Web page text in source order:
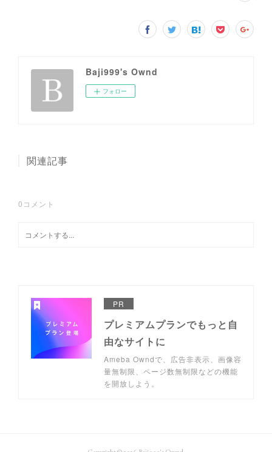
Baji999's Ownd
フォロー
関連記事
0 コメント
PR
プレミアムプランでもっと自
由なサイトに
Ameba Owndで、広告非表示、画像容
量無制限、ページ数無制限などの機能
を開放しよう。